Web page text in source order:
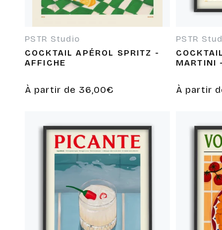
o
n
:
Fournisseur :
PSTR Studio
COCKTAIL APÉROL SPRITZ -
AFFICHE
Prix
À partir de 36,00€
PSTR
MARTINI
Prix
À partir